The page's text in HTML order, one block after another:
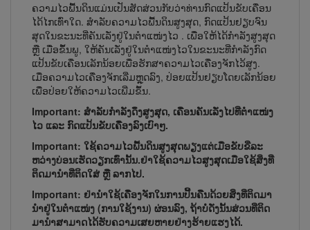
ຄວາມໄວພື້ນດິນແມ່ນເປັນ​ສັດ​ສ່ວນ​ກັບວ່າທ່ານກົດແປ້ນຂັບ​ເຄື່ອນ
ໄດ້ໄກເທົ່າໃດ. ສຳລັບຄວາມ​ໄວ​ພື້ນ​ດິນ​ສູງ​ສຸດ, ກົດ​ແປ້ນ​ຢຽບ​ຈົນ​
ສຸດໃນຂະນະທີ່ຄັນ​ເລັ່ງຢູ່ໃນຕຳແໜ່ງໄວ . ເພື່ອ​ໃຫ້​ໄດ້​ກຳ​ລັງ​ສູງ​ສຸດ
ຫຼື ເມື່ອ​ຂຶ້ນ​ພູ, ໃຫ້​ຄັນ​ເລັ່ງ​ຢູ່ໃນ​ຕຳ​ແໜ່ງໄວໃນ​ຂະ​ນະ​ທີ່​ກຳ​ລັງ​ກົດ​
ແປ້ນ​ຂັບ​ເຄື່ອນ​ເລັກ​ນ້ອຍ​ເພື່ອ​ຮັກ​ສາ​ຄວາມ​ໄວ​ເຄື່ອງ​ຈັກໄວ້​ສູງ.
ເມື່ອຄວາມ​ໄວ​ເຄື່ອງ​ຈັກ​ເລີ່ມ​ຫຼຸດ​ລົງ, ປ່ອຍ​ແປ້ນຢຽບ​ໂດຍ​ເລັກ​ນ້ອຍ
ເພື່ອ​ປ່ອຍ​ໃຫ້​ຄວາມ​ໄວເພີ່ມ​ຂຶ້ນ.
Important: ສຳ​ລັບ​ກຳ​ລັງ​ດຶງ​ສູງ​ສຸດ, ເຄື່ອນຄັນເລັ່ງໄປທີ່ຕຳແໜ່ງ
ໄວ ແລະ ກົດ​ແປ້ນ​ຂັບ​ເຄື່ອງ​ລົງ​ເບົາໆ.
Important: ໃຊ້​ຄວາມ​ໄວ​ພື້ນ​ດິນ​ສູງ​ສຸດ​ພຽງ​ແຕ່​ເມື່ອ​ຂັບ​ຂີ່​ລະ​
ຫວ່າງ​ບ່ອນ​ເຮັດ​ວຽກ​ເທົ່າ​ນັ້ນ.ຢ່າ​ໃຊ້​ຄວາມ​ໄວ​ສູງ​ສຸດ​ເມື່ອ​ໃຊ້​ສິ່ງ​ທີ່​
ຕິດ​ມາ​ນຳ​ທີ່​ຕິດ​ໃສ່ ຫຼື ລາກ​ໄປ.
Important: ຢ່າ​ນຳ​ໃຊ້​ເຄື່ອງ​ຈັກ​ໃນ​ການ​ປີ້ນ​ຄືນ​ດ້ວຍ​ສິ່ງ​ທີ່​ຕິດ​ມາ​
ນຳ​ຢູ່​ໃນ​ຕຳ​ແໜ່ງ (ການ​ໃຊ້​ງານ) ຜ່ອນ​ລົງ, ຖ້າ​ບໍ່​ດັ່ງ​ນັ້ນ​ສ່ວນ​ທີ່​ຕິດ​
ມາ​ນຳ​ສາ​ມາດ​ໄດ້​ຮັບ​ຄວາມ​ເສຍ​ຫາຍ​ຢ່າງ​ຮ້າຍ​ແຮງ​ໄດ້.